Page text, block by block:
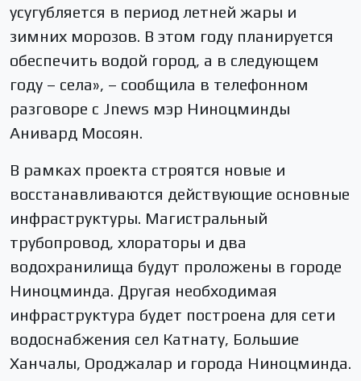
усугубляется в период летней жары и
зимних морозов. В этом году планируется
обеспечить водой город, а в следующем
году – села», – сообщила в телефонном
разговоре с Jnews мэр Ниноцминды
Анивард Мосоян.
В рамках проекта строятся новые и
восстанавливаются действующие основные
инфраструктуры. Магистральный
трубопровод, хлораторы и два
водохранилища будут проложены в городе
Ниноцминда. Другая необходимая
инфраструктура будет построена для сети
водоснабжения сел Катнату, Большие
Ханчалы, Ороджалар и города Ниноцминда.